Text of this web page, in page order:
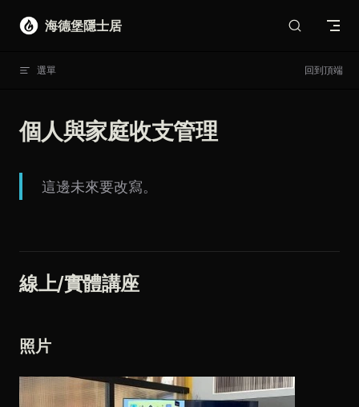
Skip to content
海德堡隱士居
選單 回到頂端
個人與家庭收支管理
這邊未來要改寫。
線上/實體講座
照片